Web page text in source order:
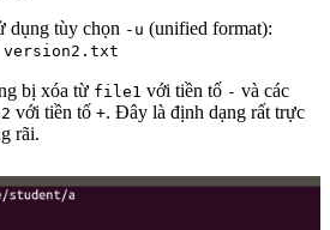
dụng tùy chọn -u (unified format):
bị xóa từ file1 với tiền tố - và các
với tiền tố +. Đây là định dạng rất trực
rãi.